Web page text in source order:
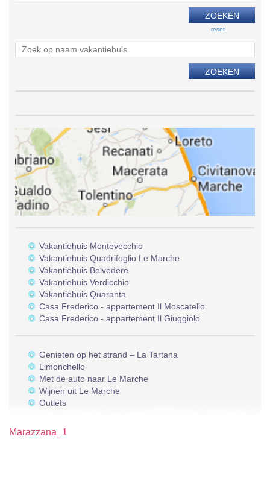
reset
Vakantiehuis Montevecchio
Vakantiehuis Quadrifoglio Le Marche
Vakantiehuis Belvedere
Vakantiehuis Verdicchio
Vakantiehuis Quaranta
Casa Frederico - appartement Il Moscatello
Casa Frederico - appartement Il Giuggiolo
Genieten op het strand – La Tartana
Limonchello
Met de auto naar Le Marche
Wijnen uit Le Marche
Outlets
Marazzana_1